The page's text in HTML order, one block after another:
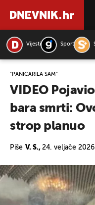
Vijesti Sport
"PANIČARILA SAM"
VIDEO
bara smrti:
strop planuo
Piše V. S., 24. veljače
PRETRAŽITE VIJESTI